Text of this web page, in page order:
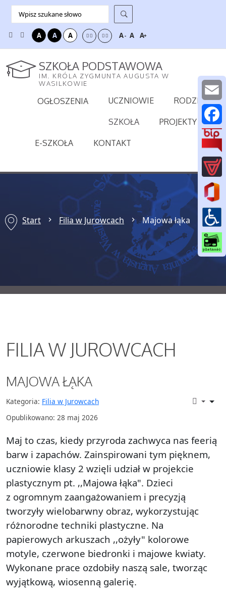
A A A A- A A+
SZKOŁA PODSTAWOWA
IM. KRÓLA ZYGMUNTA AUGUSTA W
WASILKOWIE
OGŁOSZENIA UCZNIOWIE RODZICE
SZKOŁA PROJEKTY
E-SZKOŁA KONTAKT
Start Filia w Jurowcach Majowa łąka
E
m
a
F
a
c
e
b
o
o
FILIA W JUROWCACH
MAJOWA ŁĄKA
Kategoria: Filia w Jurowcach
Opublikowano: 28 maj 2026
Maj to czas, kiedy przyroda zachwyca nas feerią
barw i zapachów. Zainspirowani tym pięknem,
uczniowie klasy 2 wzięli udział w projekcie
plastycznym pt. ,,Majowa łąka". Dzieci
z ogromnym zaangażowaniem i precyzją
tworzyły wielobarwny obraz, wykorzystując
różnorodne techniki plastyczne. Na
papierowych arkuszach ,,ożyły" kolorowe
motyle, czerwone biedronki i majowe kwiaty.
Wykonane prace ozdobiły naszą sale, tworząc
wyjątkową, wiosenną galerię.